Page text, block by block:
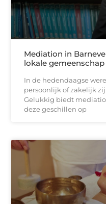
Mediation in
lokale gemeenschap
In de hedendaagse
persoonlijk of zakelijk
Gelukkig biedt
deze geschillen op